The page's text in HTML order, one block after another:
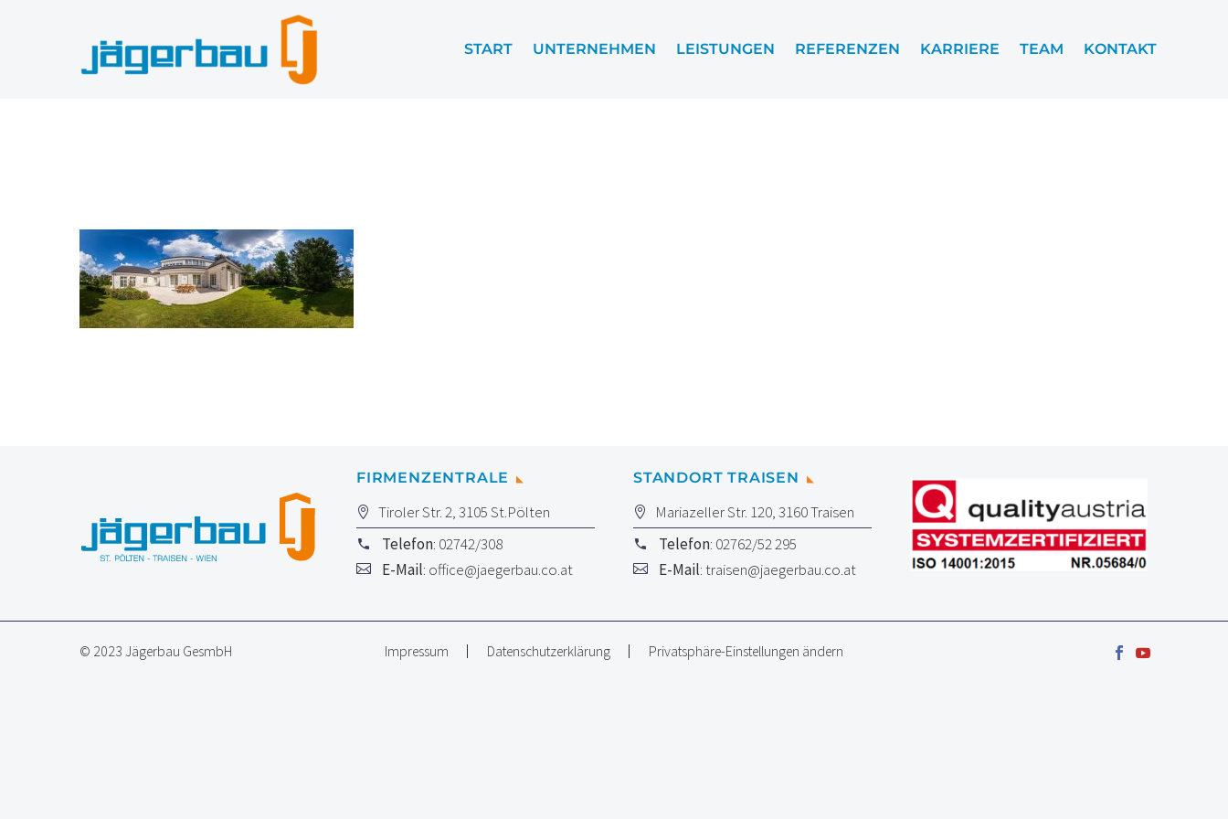
START UNTERNEHMEN LEISTUNGEN REFERENZEN KARRIERE TEAM KONTAKT
FIRMENZENTRALE
Tiroler Str. 2, 3105 St.Pölten
Telefon: 02742/308
E-Mail: office@jaegerbau.co.at
STANDORT TRAISEN
Mariazeller Str. 120, 3160 Traisen
Telefon: 02762/52 295
E-Mail:traisen@jaegerbau.co.at
Impressum Datenschutzerklärung Privatsphäre-Einstellungen ändern
© 2023 Jägerbau GesmbH